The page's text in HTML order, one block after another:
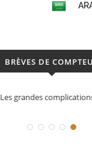
BRÈVES DE
Déconstruction Parmigiani